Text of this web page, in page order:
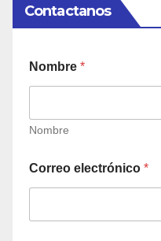
Contactanos
Nombre *
Nombre
Correo electrónico *